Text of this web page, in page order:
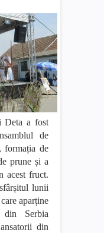
Deta a fost
de
formația de
prune și a
acest fruct.
lunii
aparține
din Serbia
din